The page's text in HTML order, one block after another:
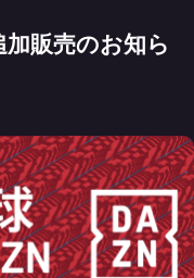
販売のお知ら